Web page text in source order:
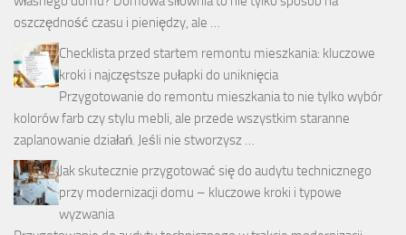
oszczędność czasu i pieniędzy, ale …
Checklista przed startem remontu mieszkania: kluczowe
kroki i najczęstsze pułapki do uniknięcia
Przygotowanie do remontu mieszkania to nie tylko wybór
kolorów farb czy stylu mebli, ale przede wszystkim staranne
zaplanowanie działań. Jeśli nie stworzysz …
Jak skutecznie przygotować się do audytu technicznego
przy modernizacji domu – kluczowe kroki i typowe
wyzwania